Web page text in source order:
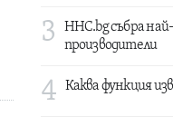
3
HHC.bg събра
производители
4 Каква функция